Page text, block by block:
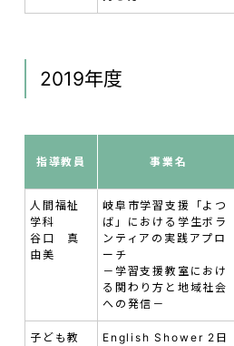
2019年度
指導教員 事業名
人間福祉
学科
谷口 真
由美
岐阜市学習支援「よつ
ば」における学生ボラ
ンティアの実践アプロ
ーチ
－学習支援教室におけ
る関わり方と地域社会
への発信－
子ども教
English Shower 2日